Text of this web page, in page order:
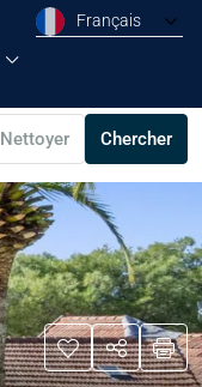
Français
Nettoyer Chercher